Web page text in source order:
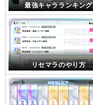
最強キャラランキング
リセマラのやり方